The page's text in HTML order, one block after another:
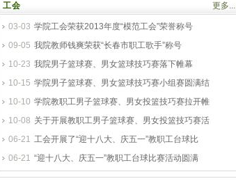
工会 更多...
03-03 学院工会荣获2013年度“模范工会”荣誉称号
09-05 我院教师钱爽荣获“长春市职工歌手”称号
10-23 我院男子篮球赛、男女篮球技巧赛落下帷幕
10-15 学院男子篮球赛、男女篮球技巧赛小组赛圆满结
10-10 学院教职工男子篮球赛、男女投篮技巧赛拉开帷
10-08 关于开展教职工男子篮球赛、男女投篮技巧赛活
06-21 工会开展了“迎十八大、庆五一”教职工台球比
06-21 “迎十八大、庆五一”教职工台球比赛活动圆满